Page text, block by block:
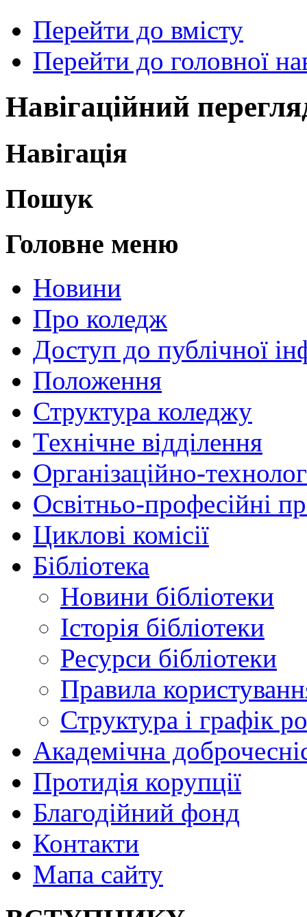
Перейти до вмісту
Перейти до головної
Навігаційний
Навігація
Пошук
Головне меню
Новини
Про коледж
Доступ до публічної
Положення
Структура коледжу
Технічне відділення
Організаційно-
Освітньо-професійні
Циклові комісії
Бібліотека
Новини бібліотеки
Історія бібліотеки
Ресурси бібліотеки
Правила
Структура і графік
Академічна
Протидія корупції
Благодійний фонд
Контакти
Мапа сайту